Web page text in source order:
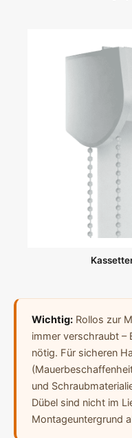
Wichtig: Rollos zur
immer verschraubt –
nötig. Für sicheren
und
Dübel sind nicht im
Montageuntergrund